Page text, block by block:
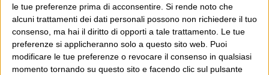
le tue preferenze prima di acconsentire. Si rende noto che
alcuni trattamenti dei dati personali possono non richiedere il tuo
consenso, ma hai il diritto di opporti a tale trattamento. Le tue
preferenze si applicheranno solo a questo sito web. Puoi
modificare le tue preferenze o revocare il consenso in qualsiasi
momento tornando su questo sito e facendo clic sul pulsante
matte. Comunque, quel giro di chitarra è un altro pezzo
si storia del rock e un o potrebbe andare avanti a
canticchiarlo per ore: parapan-panpan-panpan-
panparapapan, panpan-panpan-panparapapan, panpan-
panpan-panparapapan… Anche in Pride ci sono dei versi